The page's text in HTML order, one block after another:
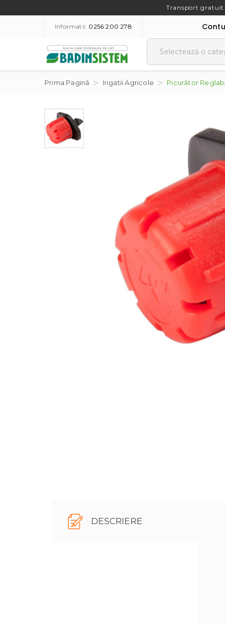
Transport gratuit
Informatii: 0256 200 278
Prima Pagină Irigatii Agricole Picurător
DESCRIERE